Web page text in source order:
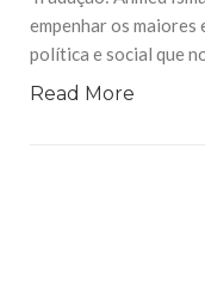
empenhar os maiores
política e social que
Read More